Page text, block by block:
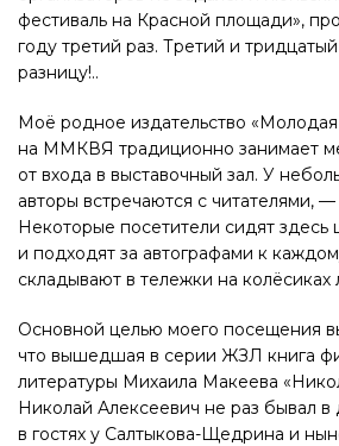
фестиваль на Красной площади»,
году третий раз. Третий и
разницу!..
Моё родное издательство «Молодая
на ММКВЯ традиционно занимает
от входа в выставочный зал. У
авторы встречаются с читателями,
Некоторые посетители сидят здесь
и подходят за автографами к
складывают в тележки на колёсиках
Основной целью моего посещения
что вышедшая в серии ЖЗЛ книга
литературы Михаила Макеева
Николай Алексеевич не раз бывал
в гостях у Салтыкова-Щедрина и